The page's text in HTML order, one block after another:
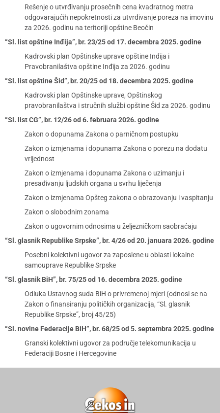
Rešenje o utvrđivanju prosečnih cena kvadratnog metra
odgovarajućih nepokretnosti za utvrđivanje poreza na imovinu
za 2026. godinu na teritoriji opštine Beočin
“Sl. list opštine Inđija”, br. 23/25 od 17. decembra 2025. godine
Kadrovski plan Opštinske uprave opštine Inđija i
Pravobranilaštva opštine Inđija za 2026. godinu
“Sl. list opštine Šid”, br. 20/25 od 18. decembra 2025. godine
Kadrovski plan Opštinske uprave, Opštinskog
pravobranilaštva i stručnih službi opštine Šid za 2026. godinu
“Sl. list CG”, br. 12/26 od 6. februara 2026. godine
Zakon o dopunama Zakona o parničnom postupku
Zakon o izmjenama i dopunama Zakona o porezu na dodatu
vrijednost
Zakon o izmjenama i dopunama Zakona o uzimanju i
presađivanju ljudskih organa u svrhu liječenja
Zakon o izmjenama Opšteg zakona o obrazovanju i vaspitanju
Zakon o slobodnim zonama
Zakon o ugovornim odnosima u željezničkom saobraćaju
“Sl. glasnik Republike Srpske”, br. 4/26 od 20. januara 2026. godine
Posebni kolektivni ugovor za zaposlene u oblasti lokalne
samouprave Republike Srpske
“Sl. glasnik BiH”, br. 75/25 od 16. decembra 2025. godine
Odluka Ustavnog suda BiH o privremenoj mjeri (odnosi se na
Zakon o finansiranju političkih organizacija, “Sl. glasnik
Republike Srpske”, broj 45/25)
“Sl. novine Federacije BiH”, br. 68/25 od 5. septembra 2025. godine
Granski kolektivni ugovor za područje telekomunikacija u
Federaciji Bosne i Hercegovine